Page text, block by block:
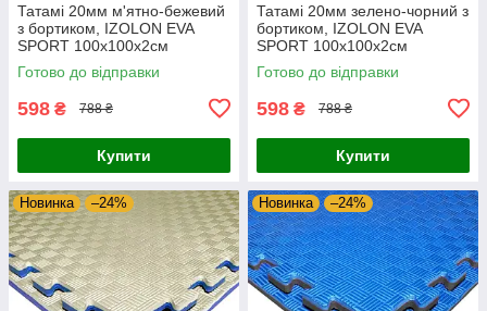
Татамі 20мм м'ятно-бежевий
з бортиком, IZOLON EVA
SPORT 100х100х2см
Готово до відправки
598 ₴ 788 ₴
Купити
Татамі 20мм зелено-чорний з
бортиком, IZOLON EVA
SPORT 100х100х2см
Готово до відправки
598 ₴ 788 ₴
Купити
Новинка –24% Новинка –24%